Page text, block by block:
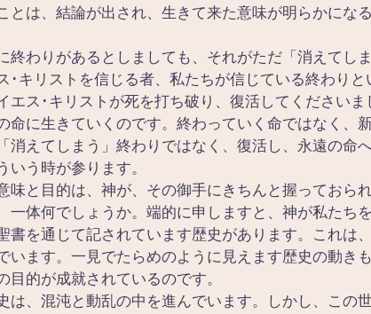
とは、結論が出され、生きて来た意味が明らかにな
わりがあるとしましても、それがただ「消えてし
･キリストを信じる者、私たちが信じている終わり
エス･キリストが死を打ち破り、復活してください
命に生きていくのです。終わっていく命ではなく、
えてしまう」終わりではなく、復活し、永遠の命
いう時が参ります。
味と目的は、神が、その御手にきちんと握っておら
一体何でしょうか。端的に申しますと、神が私たち
を通じて記されています歴史があります。これは
います。一見でたらめのように見えます歴史の動
目的が成就されているのです。
は、混沌と動乱の中を進んでいます。しかし、この